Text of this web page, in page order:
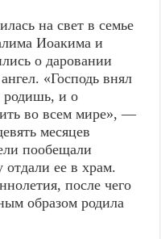
на свет в семье
Иоакима и
о даровании
«Господь внял
родишь, и о
во всем мире», —
месяцев
пообещали
отдали ее в храм.
после чего
образом родила